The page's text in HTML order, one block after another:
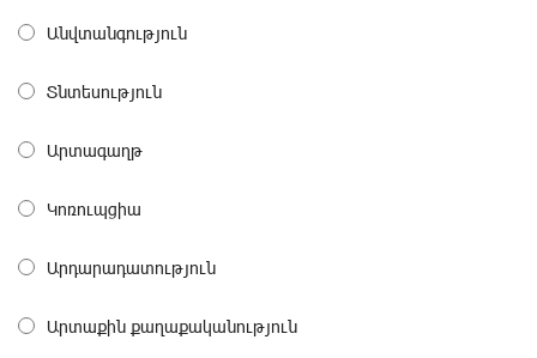
29.800 քկմ տարածքը կրճատվեց. Վարդևանյանը՝
Ֆասթ Բանկը Սևան Ստարտափ Սամմիթին
Սավգուլյան
Անվտանգություն
Տնտեսություն
Արտագաղթ
Կոռուպցիա
Արդարադատություն
Արտաքին քաղաքականություն